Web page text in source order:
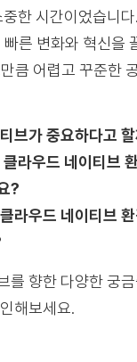
한 시간이었습니다.
른 변화와 혁신을
큼 어렵고 꾸준한
브가 중요하다고
라우드 네이티브
?
라우드 네이티브 환
를 향한 다양한 궁
해보세요.